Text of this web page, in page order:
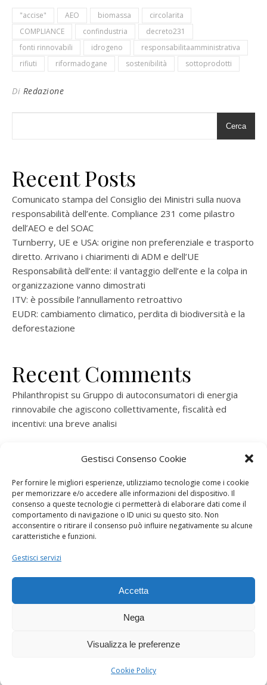
Gestisci Consenso Cookie
Per fornire le migliori esperienze, utilizziamo tecnologie come i cookie
per memorizzare e/o accedere alle informazioni del dispositivo. Il
consenso a queste tecnologie ci permetterà di elaborare dati come il
comportamento di navigazione o ID unici su questo sito. Non
acconsentire o ritirare il consenso può influire negativamente su alcune
caratteristiche e funzioni.
Gestisci servizi
Accetta
Nega
Visualizza le preferenze
Cookie Policy
"accise" AEO biomassa
circolarita
COMPLIANCE
confindustria
decreto231
fonti rinnovabili
idrogeno
responsabilitaamministrativa
rifiuti
riformadogane sostenibilità sottoprodotti
Di Redazione
Cerca
Recent Posts
Comunicato stampa del Consiglio dei Ministri sulla nuova
responsabilità dell’ente. Compliance 231 come pilastro
dell’AEO e del SOAC
Turnberry, UE e USA: origine non preferenziale e trasporto
diretto. Arrivano i chiarimenti di ADM e dell’UE
Responsabilità dell’ente: il vantaggio dell’ente e la colpa in
organizzazione vanno dimostrati
ITV: è possibile l’annullamento retroattivo
EUDR: cambiamento climatico, perdita di biodiversità e la
deforestazione
Recent Comments
Philanthropist su Gruppo di autoconsumatori di energia
rinnovabile che agiscono collettivamente, fiscalità ed
incentivi: una breve analisi
rinnovabile che agiscono collettivamente, fiscalità ed
ramatogelsuGruppo di autoconsumatori di energia
rinnovabile che agiscono collettivamente, fiscalità ed
incentivi: una breve analisi
consorzio per la produzione di energia elettrica
Dogana Sostenibile 2026 ©
Ashe Tema di
WP Royal